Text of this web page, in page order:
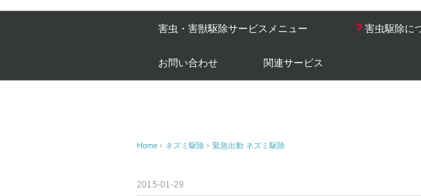
害虫・害獣駆除サービスメニュー 害虫駆除に
お問い合わせ 関連サービス
Home › ネズミ駆除 › 緊急出動 ネズミ駆除
2015-01-29